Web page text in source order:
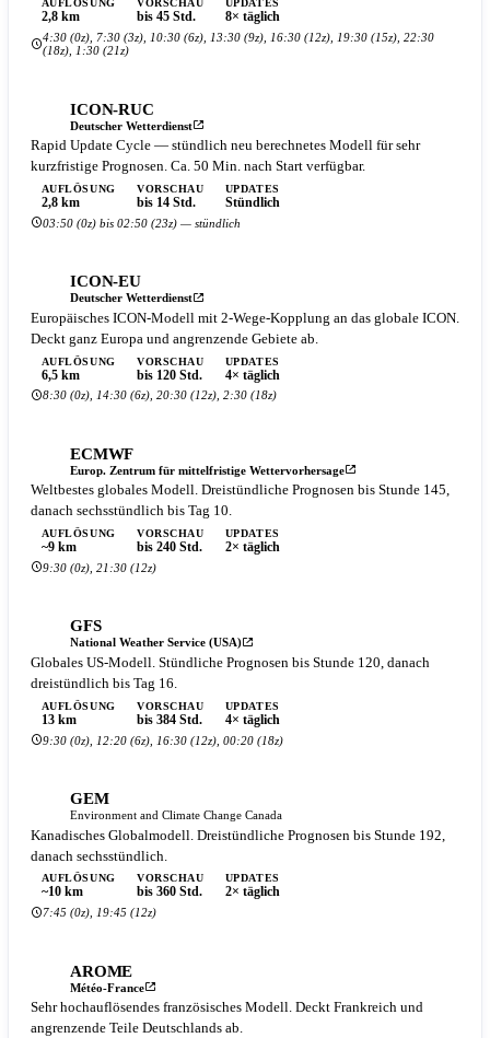
AUFLÖSUNG
2,8 km
VORSCHAU
bis 45 Std.
UPDATES
8× täglich
4:30 (0z), 7:30 (3z), 10:30 (6z), 13:30 (9z), 16:30 (12z), 19:30 (15z), 22:30
(18z), 1:30 (21z)
ICON-RUC
Deutscher Wetterdienst
Rapid Update Cycle — stündlich neu berechnetes Modell für sehr
kurzfristige Prognosen. Ca. 50 Min. nach Start verfügbar.
AUFLÖSUNG
2,8 km
VORSCHAU
bis 14 Std.
UPDATES
Stündlich
03:50 (0z) bis 02:50 (23z) — stündlich
ICON-EU
Deutscher Wetterdienst
Europäisches ICON-Modell mit 2-Wege-Kopplung an das globale ICON.
Deckt ganz Europa und angrenzende Gebiete ab.
AUFLÖSUNG
6,5 km
VORSCHAU
bis 120 Std.
UPDATES
4× täglich
8:30 (0z), 14:30 (6z), 20:30 (12z), 2:30 (18z)
ECMWF
Europ. Zentrum für mittelfristige Wettervorhersage
Weltbestes globales Modell. Dreistündliche Prognosen bis Stunde 145,
danach sechsstündlich bis Tag 10.
AUFLÖSUNG
~9 km
VORSCHAU
bis 240 Std.
UPDATES
2× täglich
9:30 (0z), 21:30 (12z)
GFS
National Weather Service (USA)
Globales US-Modell. Stündliche Prognosen bis Stunde 120, danach
dreistündlich bis Tag 16.
AUFLÖSUNG
13 km
VORSCHAU
bis 384 Std.
UPDATES
4× täglich
9:30 (0z), 12:20 (6z), 16:30 (12z), 00:20 (18z)
GEM
Environment and Climate Change Canada
Kanadisches Globalmodell. Dreistündliche Prognosen bis Stunde 192,
danach sechsstündlich.
AUFLÖSUNG
~10 km
VORSCHAU
bis 360 Std.
UPDATES
2× täglich
7:45 (0z), 19:45 (12z)
AROME
Météo-France
Sehr hochauflösendes französisches Modell. Deckt Frankreich und
angrenzende Teile Deutschlands ab.